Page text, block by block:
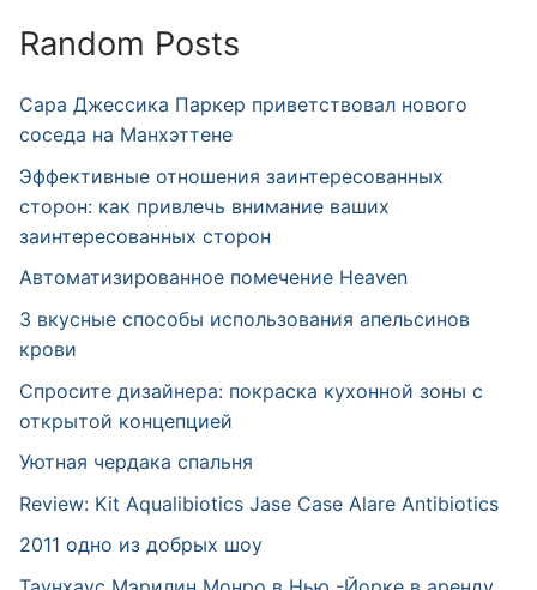
Random Posts
Сара Джессика Паркер приветствовал нового
соседа на Манхэттене
Эффективные отношения заинтересованных
сторон: как привлечь внимание ваших
заинтересованных сторон
Автоматизированное помечение Heaven
3 вкусные способы использования апельсинов
крови
Спросите дизайнера: покраска кухонной зоны с
открытой концепцией
Уютная чердака спальня
Review: Kit Aqualibiotics Jase Case Alare Antibiotics
2011 одно из добрых шоу